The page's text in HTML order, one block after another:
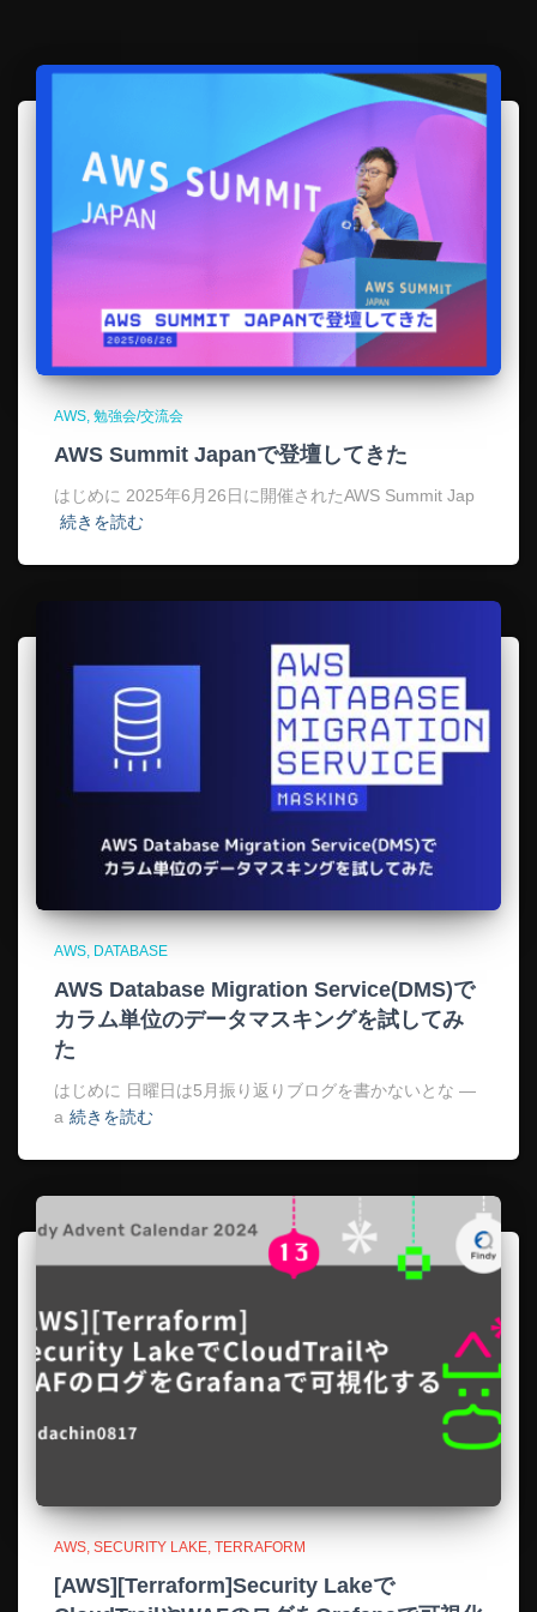
AWS 勉強会/交流会
AWS Summit Japanで登壇してきた
はじめに 2025年6月26日に開催されたAWS Summit Jap
続きを読む
AWS DATABASE
AWS Database Migration Service(DMS)で
カラム単位のデータマスキングを試してみ
た
はじめに 日曜日は5月振り返りブログを書かないとな —
a 続きを読む
AWS SECURITY LAKE TERRAFORM
[AWS][Terraform]Security Lakeで